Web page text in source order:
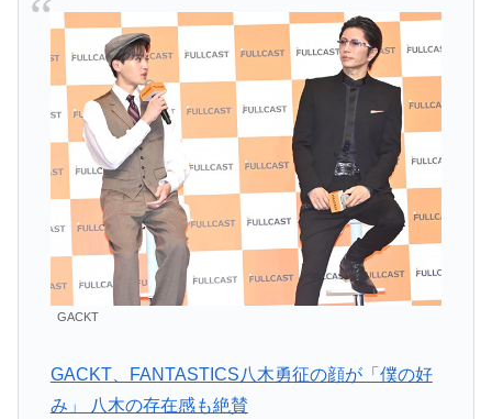
GACKT
GACKT、FANTASTICS八木勇征の顔が「僕の好
み」 八木の存在感も絶賛